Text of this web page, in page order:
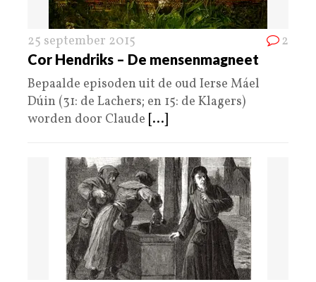
25 september 2015 2
Cor Hendriks – De mensenmagneet
Bepaalde episoden uit de oud Ierse Máel
Dúin (31: de Lachers; en 15: de Klagers)
worden door Claude [...]